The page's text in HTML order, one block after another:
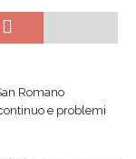
Romano
e problemi